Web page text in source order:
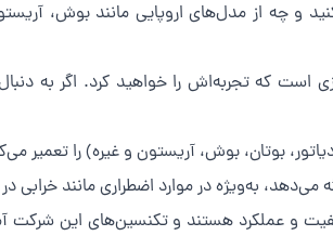
و چه از مدل‌های اروپایی مانند بوش،
که تجربه‌اش را خواهید کرد. اگر به
بوتان، بوش، آریستون و غیره) را تعمیر
به‌ویژه در موارد اضطراری مانند خرابی
عملکرد هستند و تکنسین‌های این شرکت